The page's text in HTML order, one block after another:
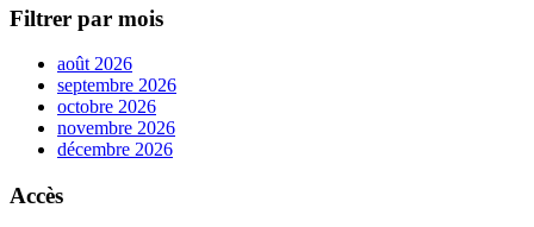
Filtrer par mois
août 2026
septembre 2026
octobre 2026
novembre 2026
décembre 2026
Accès